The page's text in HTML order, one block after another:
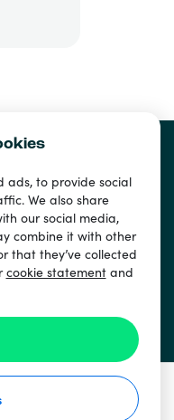
ads, to provide social
We also share
our social media,
combine it with other
that they’ve collected
cookie statementand